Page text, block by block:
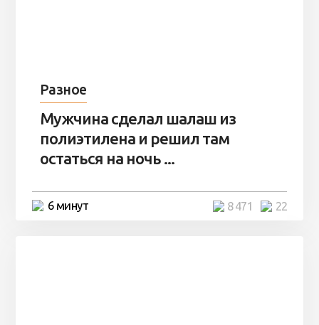
Разное
Мужчина сделал шалаш из
полиэтилена и решил там
остаться на ночь ...
6 минут 22
8 471